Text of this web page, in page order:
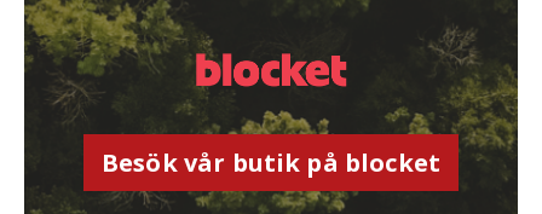
Besök vår butik på blocket